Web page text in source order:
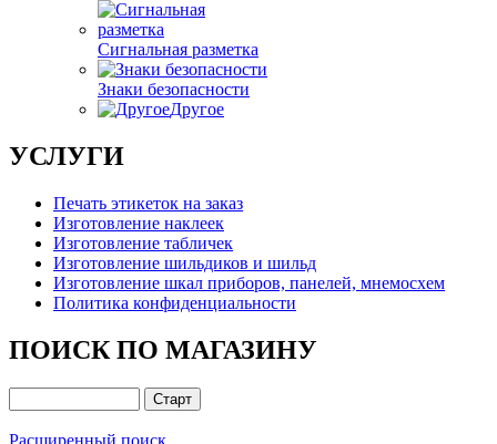
Сигнальная разметка
Знаки безопасности
Другое
УСЛУГИ
Печать этикеток на заказ
Изготовление наклеек
Изготовление табличек
Изготовление шильдиков и шильд
Изготовление шкал приборов, панелей, мнемосхем
Политика конфиденциальности
ПОИСК ПО МАГАЗИНУ
Расширенный поиск